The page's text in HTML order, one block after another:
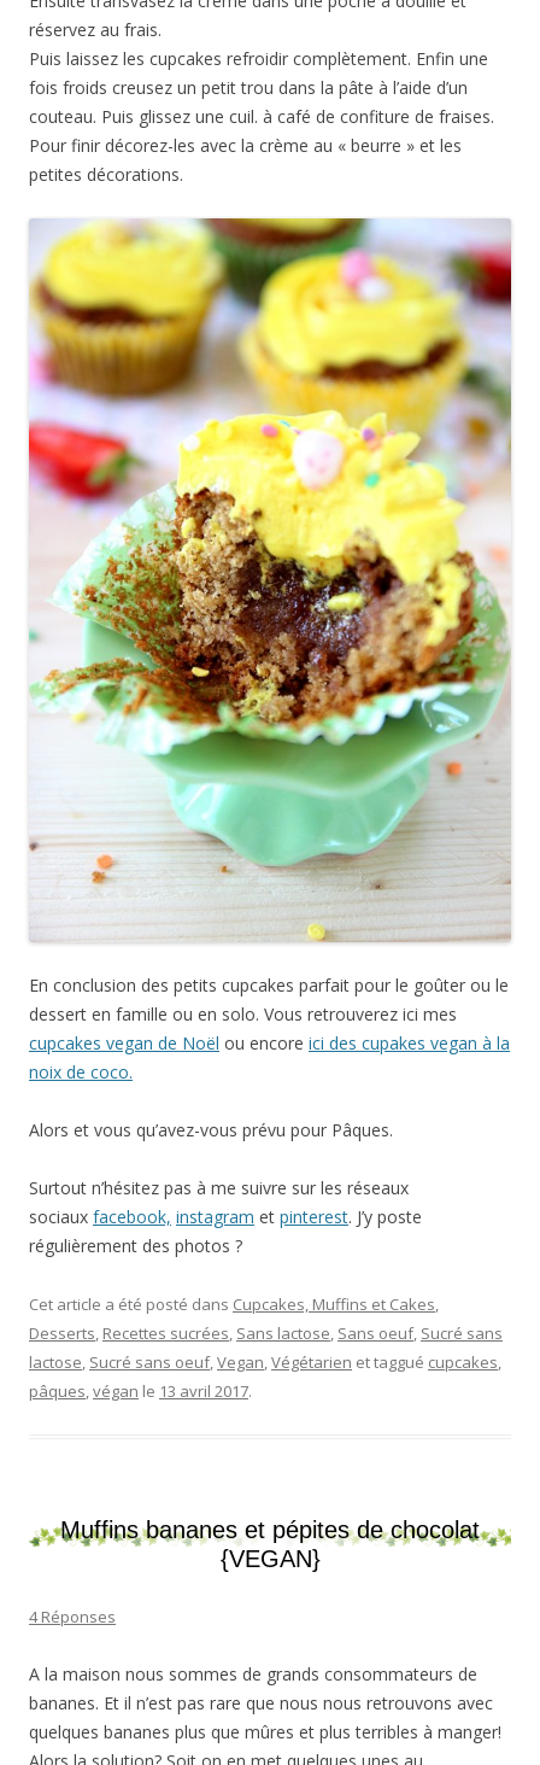
réservez au frais.
Puis laissez les cupcakes refroidir complètement. Enfin une
fois froids creusez un petit trou dans la pâte à l’aide d’un
couteau. Puis glissez une cuil. à café de confiture de fraises.
Pour finir décorez-les avec la crème au « beurre » et les
petites décorations.
En conclusion des petits cupcakes parfait pour le goûter ou le
dessert en famille ou en solo. Vous retrouverez ici mes
cupcakes vegan de Noël ou encore ici des cupakes vegan à la
noix de coco.
Alors et vous qu’avez-vous prévu pour Pâques.
Surtout n’hésitez pas à me suivre sur les réseaux
sociaux facebook, instagram et pinterest. J’y poste
régulièrement des photos ?
Cet article a été posté dans Cupcakes, Muffins et Cakes,
Desserts, Recettes sucrées, Sans lactose, Sans oeuf, Sucré sans
lactose, Sucré sans oeuf,Vegan,Végétarien et taggué cupcakes,
pâques,végan le 13 avril 2017.
Muffins bananes et pépites de chocolat
{VEGAN}
4 Réponses
A la maison nous sommes de grands consommateurs de
bananes. Et il n’est pas rare que nous nous retrouvons avec
quelques bananes plus que mûres et plus terribles à manger!